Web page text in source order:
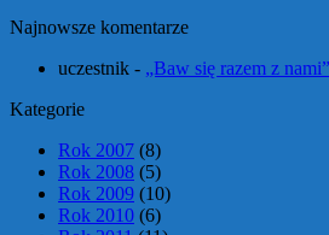
Najnowsze komentarze
uczestnik - „Baw się razem z
Kategorie
Rok 2007 (8)
Rok 2008 (5)
Rok 2009 (10)
Rok 2010 (6)